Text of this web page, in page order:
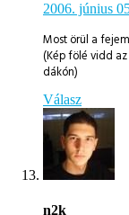
2006. június
Most örül a
(Kép fölé vidd
dákón)
Válasz
n2k